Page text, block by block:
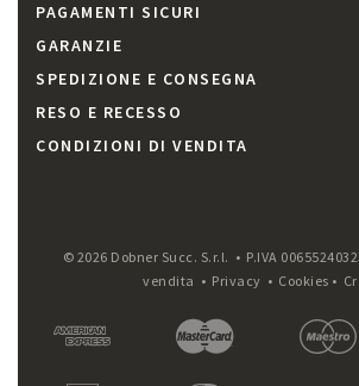
PAGAMENTI SICURI
GARANZIE
SPEDIZIONE E CONSEGNA
RESO E RECESSO
CONDIZIONI DI VENDITA
© 2026 Dobner Succ. S.r.l. • P.IVA
vendita • Privacy • Cookies •